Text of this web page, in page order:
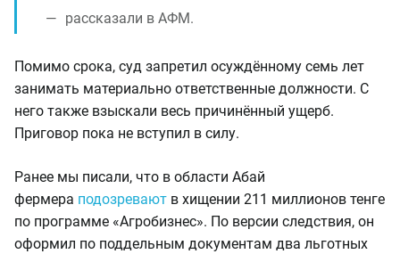
рассказали в АФМ.
Помимо срока, суд запретил осуждённому семь лет
занимать материально ответственные должности. С
него также взыскали весь причинённый ущерб.
Приговор пока не вступил в силу.
Ранее мы писали, что в области Абай
фермера подозревают в хищении 211 миллионов тенге
по программе «Агробизнес». По версии следствия, он
оформил по поддельным документам два льготных